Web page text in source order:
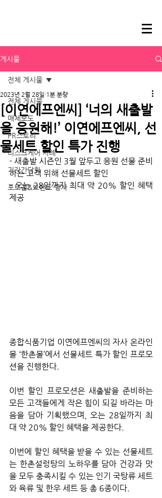
게시물
전체 게시물
매체보도
PR스토리
리스크케어 사례
기자간담회
포토콜&브랜드 행사
전체 게시물
[이연에프엔씨] ‘너의 새출발
을 응원해!’ 이연에프엔씨, 선
물세트 할인 특가 진행
2023년 2월 28일 1분 분량
- 새출발 시즌인 3월 앞두고 응원 선물 준비
하는 고객 위해 선물세트 할인
- 오는 28일까지 최대 약 20% 할인 혜택
제공
종합식품기업 이연에프엔씨의 자사 온라인
몰 ‘한촌몰’에서 선물세트 특가 할인 프로모
션을 진행한다.
이번 할인 프로모션은 새출발을 준비하는
모든 고객들에게 작은 힘이 되길 바라는 마
음을 담아 기획했으며, 오는 28일까지 최
대 약 20% 할인 혜택을 제공한다.
이번에 할인 혜택을 받을 수 있는 선물세트
는 한촌설렁탕의 노하우를 담아 건강과 맛
을 모두 충족시킬 수 있는 인기 국탕류 세트
와 육류 및 한우 세트 등 총 6종이다.